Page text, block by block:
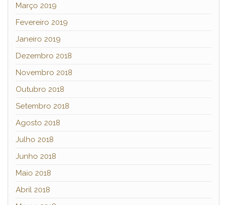
Março 2019
Fevereiro 2019
Janeiro 2019
Dezembro 2018
Novembro 2018
Outubro 2018
Setembro 2018
Agosto 2018
Julho 2018
Junho 2018
Maio 2018
Abril 2018